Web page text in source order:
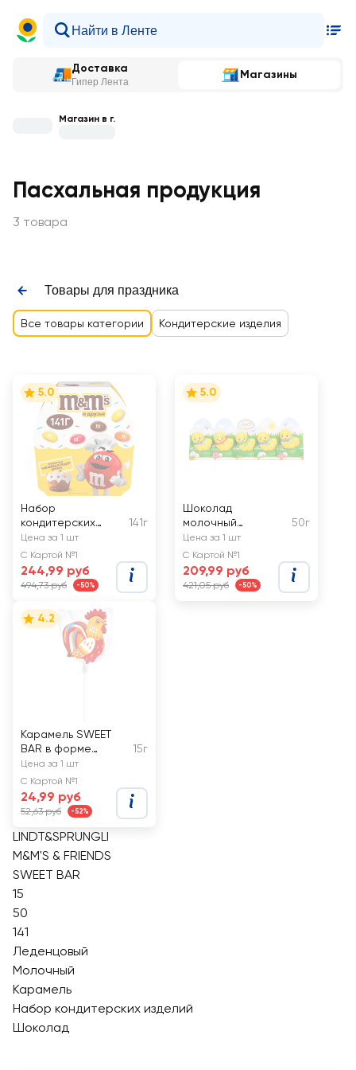
Доставка
Гипер Лента
Магазины
Магазин в г.
Пасхальная продукция
3 товара
Товары для праздника
Все товары категории Кондитерские изделия
5.0
Набор
кондитерских
изделий M&M'S &
FRIENDS
Пасхальный Кулич
141г
Цена за 1 шт
С Картой №1
244,99 руб
494,73 руб -50%
5.0
Шоколад
молочный
LINDT&SPRUNGLI
Маленький
цыпленок
50г
Цена за 1 шт
С Картой №1
209,99 руб
421,05 руб -50%
4.2
Карамель SWEET
BAR в форме
кулича и петушка,
на палочке
15г
Цена за 1 шт
С Картой №1
24,99 руб
52,63 руб -52%
LINDT&SPRUNGLI
M&M'S & FRIENDS
SWEET BAR
15
50
141
Леденцовый
Молочный
Карамель
Набор кондитерских изделий
Шоколад